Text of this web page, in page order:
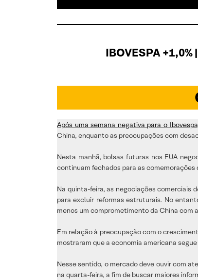
IBOVESPA
Após uma semana negativa para o Ibovespa
China, enquanto as preocupações com
Nesta manhã, bolsas futuras nos EUA
continuam fechados para as comemorações
Na quinta-feira, as negociações comerciais
para excluir reformas estruturais. No
menos um comprometimento da China com
Em relação à preocupação com o
mostraram que a economia americana
Nesse sentido, o mercado deve ouvir com
na quarta-feira, a fim de buscar maiores